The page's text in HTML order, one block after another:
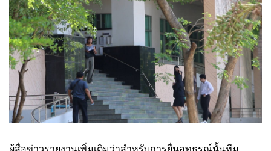
ผู้สื่อข่าวรายงานเพิ่มเติมว่าสำหรับการยื่นอุทธรณ์นั้นทีม